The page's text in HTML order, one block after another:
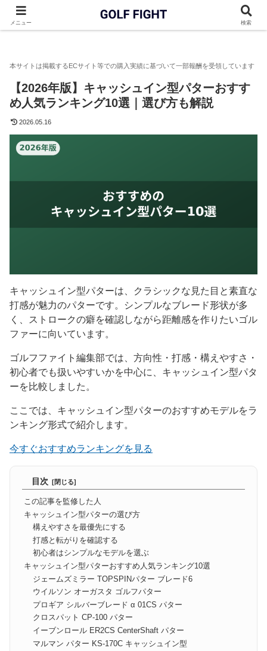
【2026年版】キャッシュイン型パターお
【2026年版】キャッシュイン型パターおすす
め人気ランキング10選｜選び方も解説
2026.05.16
キャッシュイン型パターは、クラシックな見た目と素直な
打感が魅力のパターです。シンプルなブレード形状が多
く、ストロークの癖を確認しながら距離感を作りたいゴル
ファーに向いています。
ゴルフファイト編集部では、方向性・打感・構えやすさ・
初心者でも扱いやすいかを中心に、キャッシュイン型パタ
ーを比較しました。
ここでは、キャッシュイン型パターのおすすめモデルをラ
ンキング形式で紹介します。
今すぐおすすめランキングを見る
目次
この記事を監修した人
キャッシュイン型パターの選び方
構えやすさを最優先にする
打感と転がりを確認する
初心者はシンプルなモデルを選ぶ
キャッシュイン型パターおすすめ人気ランキング10選
ジェームズミラー TOPSPINパター ブレード6
ウイルソン オーガスタ ゴルフパター
プロギア シルバーブレード α 01CS パター
クロスパット CP-100 パター
イーブンロール ER2CS CenterShaft パター
マルマン パター KS-170C キャッシュイン型
メニュー 検索